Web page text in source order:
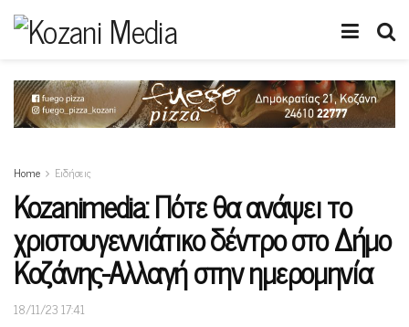
Home Ειδήσεις
Kozanimedia: Πότε θα ανάψει το
χριστουγεννιάτικο δέντρο στο Δήμο
Κοζάνης-Αλλαγή στην ημερομηνία
18/11/23 17:41